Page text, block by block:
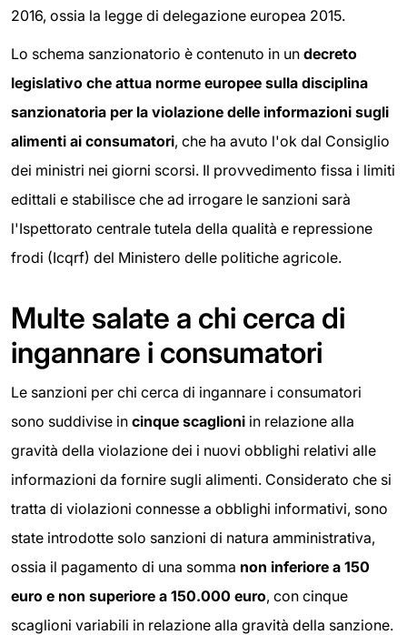
2016, ossia la legge di delegazione europea 2015.
Lo schema sanzionatorio è contenuto in un decreto
legislativo che attua norme europee sulla disciplina
sanzionatoria per la violazione delle informazioni sugli
alimenti ai consumatori, che ha avuto l'ok dal Consiglio
dei ministri nei giorni scorsi. Il provvedimento fissa i limiti
edittali e stabilisce che ad irrogare le sanzioni sarà
l'Ispettorato centrale tutela della qualità e repressione
frodi (Icqrf) del Ministero delle politiche agricole.
Multe salate a chi cerca di
ingannare i consumatori
Le sanzioni per chi cerca di ingannare i consumatori
sono suddivise in cinque scaglioni in relazione alla
gravità della violazione dei i nuovi obblighi relativi alle
informazioni da fornire sugli alimenti. Considerato che si
tratta di violazioni connesse a obblighi informativi, sono
state introdotte solo sanzioni di natura amministrativa,
ossia il pagamento di una somma non inferiore a 150
euro e non superiore a 150.000 euro, con cinque
scaglioni variabili in relazione alla gravità della sanzione.